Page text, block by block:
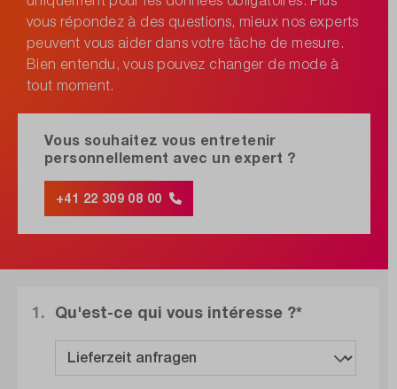
vous répondez à des questions, mieux nos experts
peuvent vous aider dans votre tâche de mesure.
Bien entendu, vous pouvez changer de mode à
tout moment.
Vous souhaitez vous entretenir
personnellement avec un expert ?
+41 22 309 08 00
Qu'est-ce qui vous intéresse ?*
1.